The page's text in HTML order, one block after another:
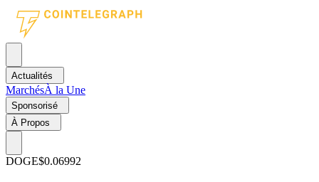
Actualités
MarchésÀ la Une
Sponsorisé
À Propos
DOGE$0.06992